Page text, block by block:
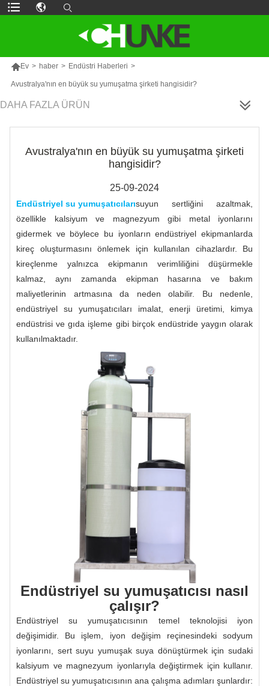
Ev > haber > Endüstri Haberleri >
Avustralya'nın en büyük su yumuşatma şirketi hangisidir?
DAHA FAZLA ÜRÜN
Avustralya'nın en büyük su yumuşatma şirketi
hangisidir?
25-09-2024
Endüstriyel su yumuşatıcılarısuyun sertliğini azaltmak,
özellikle kalsiyum ve magnezyum gibi metal iyonlarını
gidermek ve böylece bu iyonların endüstriyel ekipmanlarda
kireç oluşturmasını önlemek için kullanılan cihazlardır. Bu
kireçlenme yalnızca ekipmanın verimliliğini düşürmekle
kalmaz, aynı zamanda ekipman hasarına ve bakım
maliyetlerinin artmasına da neden olabilir. Bu nedenle,
endüstriyel su yumuşatıcıları imalat, enerji üretimi, kimya
endüstrisi ve gıda işleme gibi birçok endüstride yaygın olarak
kullanılmaktadır.
Endüstriyel su yumuşatıcısı nasıl
çalışır?
Endüstriyel su yumuşatıcısının temel teknolojisi iyon
değişimidir. Bu işlem, iyon değişim reçinesindeki sodyum
iyonlarını, sert suyu yumuşak suya dönüştürmek için sudaki
kalsiyum ve magnezyum iyonlarıyla değiştirmek için kullanır.
Endüstriyel su yumuşatıcısının ana çalışma adımları şunlardır: